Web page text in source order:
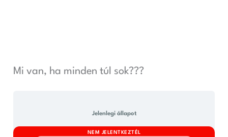
Mi van, ha minden túl sok???
Jelenlegi állapot
NEM JELENTKEZTÉL